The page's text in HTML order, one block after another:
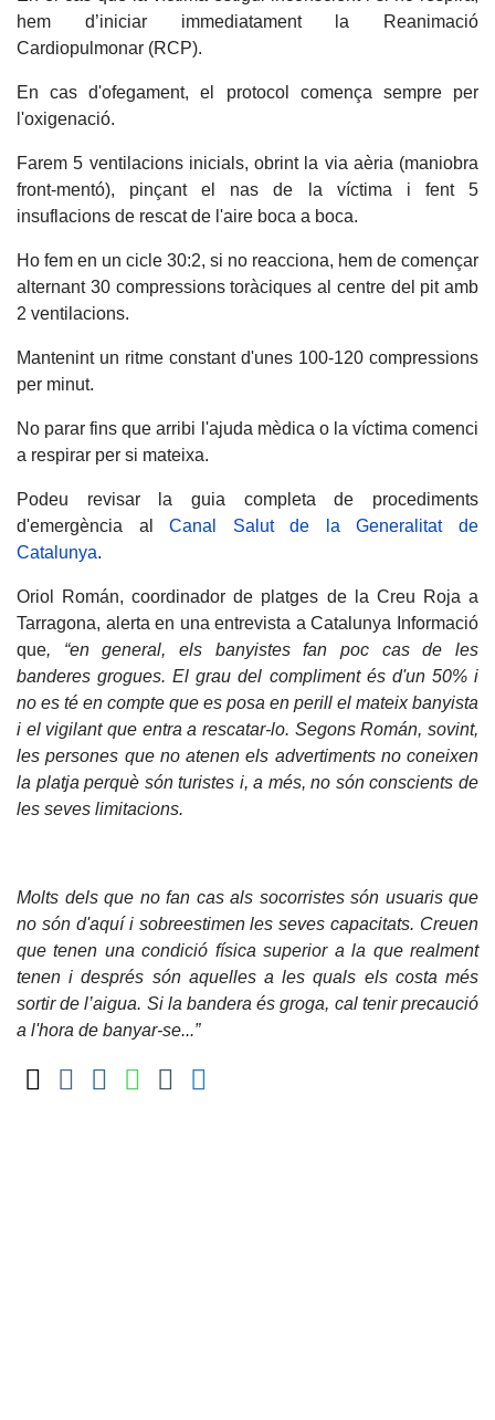
hem d’iniciar immediatament la Reanimació
Cardiopulmonar (RCP).
En cas d'ofegament, el protocol comença sempre per
l'oxigenació.
Farem 5 ventilacions inicials, obrint la via aèria (maniobra
front-mentó), pinçant el nas de la víctima i fent 5
insuflacions de rescat de l'aire boca a boca.
Ho fem en un cicle 30:2, si no reacciona, hem de començar
alternant 30 compressions toràciques al centre del pit amb
2 ventilacions.
Mantenint un ritme constant d'unes 100-120 compressions
per minut.
No parar fins que arribi l'ajuda mèdica o la víctima comenci
a respirar per si mateixa.
Podeu revisar la guia completa de procediments
d'emergència alCanal Salut de la Generalitat de
Catalunya.
Oriol Román, coordinador de platges de la Creu Roja a
Tarragona, alerta en una entrevista a Catalunya Informació
que, “en general, els banyistes fan poc cas de les
banderes grogues. El grau del compliment és d'un 50% i
no es té en compte que es posa en perill el mateix banyista
i el vigilant que entra a rescatar-lo. Segons Román, sovint,
les persones que no atenen els advertiments no coneixen
la platja perquè són turistes i, a més, no són conscients de
les seves limitacions.
Molts dels que no fan cas als socorristes són usuaris que
no són d'aquí i sobreestimen les seves capacitats. Creuen
que tenen una condició física superior a la que realment
tenen i després són aquelles a les quals els costa més
sortir de l’aigua. Si la bandera és groga, cal tenir precaució
a l'hora de banyar-se...”